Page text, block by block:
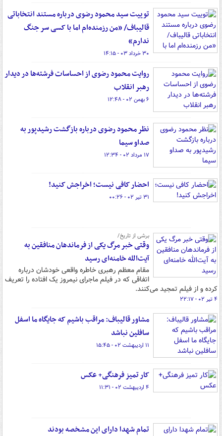
توییت سید محمود رضوی درباره مستند انتخاباتی
قالیباف/ «من رزمنده‌ام اما با کسی سر جنگ
ندارم»
۳۰ خرداد ۰۳ - ۱۴:۱۵
روایت محمود رضوی از احساسات فرشته‌ها در دیدار
رهبر انقلاب
۶ بهمن ۰۲ - ۱۲:۴۸
نظر محمود رضوی درباره بازگشت رشیدپور به
صداو سیما
۱۷ مرداد ۰۲ - ۱۲:۳۴
احضار کافی نیست؛ اخراجش کنید!
۳۱ تیر ۰۲ - ۰۰:۲۶
برشی از تاریخ/
وقتی خبر مرگ یکی از فرماندهان منافقین به
آیت‌الله خامنه‌ای رسید
مقام معظم رهبری خاطره واقعی خودشان درباره
اتفاقی که در فیلم ماجرای نیمروز یک افتاده را تعریف
کرده و از فیلم تمجید می‌کنند.
۴ تیر ۰۲ - ۲۲:۱۷
مشاور قالیباف: مراقب باشیم که جایگاه ما اسفل
سافلین نباشد
۱۱ اردیبهشت ۰۲ - ۱۵:۴۵
کار تمیز فرهنگی+ عکس
۴ اردیبهشت ۰۲ - ۱۱:۳۱
تمام شهدا دارای این مشخصه بودند